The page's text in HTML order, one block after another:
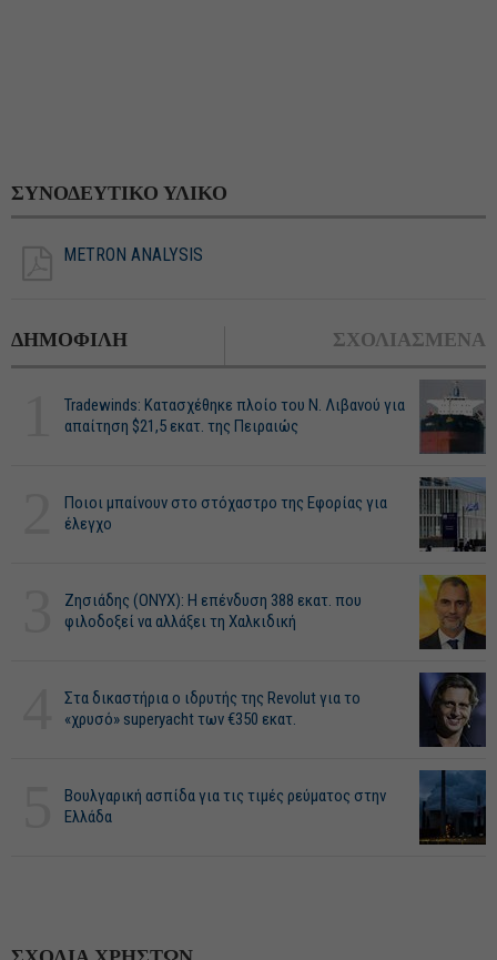
ΣΥΝΟΔΕΥΤΙΚΟ ΥΛΙΚΟ
METRON ANALYSIS
ΔΗΜΟΦΙΛΗ ΣΧΟΛΙΑΣΜΕΝΑ
Tradewinds: Κατασχέθηκε πλοίο του Ν. Λιβανού για
απαίτηση $21,5 εκατ. της Πειραιώς
Ποιοι μπαίνουν στο στόχαστρο της Εφορίας για
έλεγχο
Ζησιάδης (ONYX): Η επένδυση 388 εκατ. που
φιλοδοξεί να αλλάξει τη Χαλκιδική
Στα δικαστήρια ο ιδρυτής της Revolut για το
«χρυσό» superyacht των €350 εκατ.
Βουλγαρική ασπίδα για τις τιμές ρεύματος στην
Ελλάδα